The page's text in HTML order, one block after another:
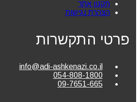
תקנון אתר
הצהרת נגישות
פרטי התקשרות
info@adi-ashkenazi.co.il
054-808-1800
09-7651-665